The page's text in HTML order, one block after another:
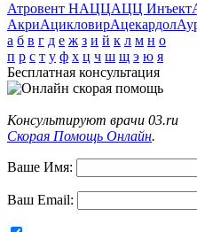
Атровент НАЦЦАЦЦ Инъект
АкриАцикловирАцекардол
а б в г д е ж з и й к л м н о
п р с т у ф х ц ч ш щ э ю я
Бесплатная консультация
Консультируют врачи 03.ru
Скорая Помощь Онлайн.
Ваше Имя:
Ваш Email: